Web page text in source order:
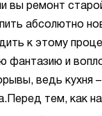
вы ремонт
абсолютно
к этому
фантазию и
ведь кухня
тем, как